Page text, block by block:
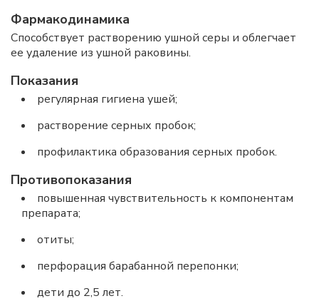
Фармакодинамика
Способствует растворению ушной серы и облегчает
ее удаление из ушной раковины.
Показания
регулярная гигиена ушей;
растворение серных пробок;
профилактика образования серных пробок.
Противопоказания
повышенная чувствительность к компонентам
препарата;
отиты;
перфорация барабанной перепонки;
дети до 2,5 лет.